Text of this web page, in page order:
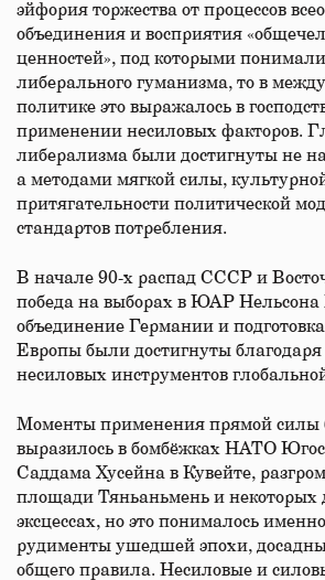
эйфория торжества от процессов
объединения и восприятия
ценностей», под которыми
либерального гуманизма, то в
политике это выражалось в
применении несиловых факторов.
либерализма были достигнуты не
а методами мягкой силы,
притягательности политической
стандартов потребления.
В начале 90-х распад СССР и
победа на выборах в ЮАР
объединение Германии и
Европы были достигнуты
несиловых инструментов
Моменты применения прямой силы
выразилось в бомбёжках НАТО
Саддама Хусейна в Кувейте,
площади Тяньаньмень и некоторых
эксцессах, но это понималось
рудименты ушедшей эпохи,
общего правила. Несиловые и